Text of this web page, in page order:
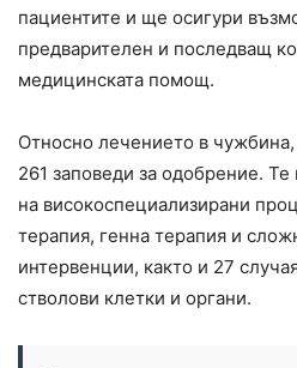
пациентите и ще осигури
предварителен и последващ
медицинската помощ.
Относно лечението в чужбина,
261 заповеди за одобрение.
на високоспециализирани
терапия, генна терапия и
интервенции, както и 27
стволови клетки и органи.